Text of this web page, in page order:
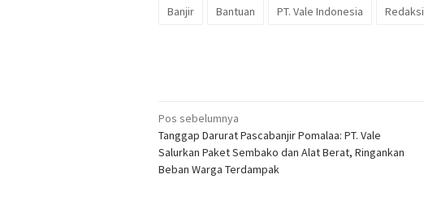
Banjir Bantuan PT. Vale Indonesia Redaksi
Navigasi
pos
Pos sebelumnya
Tanggap Darurat Pascabanjir Pomalaa: PT. Vale
Salurkan Paket Sembako dan Alat Berat, Ringankan
Beban Warga Terdampak